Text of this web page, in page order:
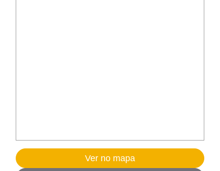
Ver no mapa